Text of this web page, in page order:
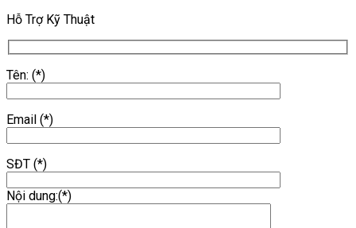
Hỗ Trợ Kỹ Thuật
Tên: (*)
Email (*)
SĐT (*)
Nội dung:(*)